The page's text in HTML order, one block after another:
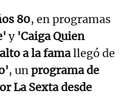
80, en programas
y 'Caiga Quien
a la famallegó de
, unprograma de
La Sexta desde